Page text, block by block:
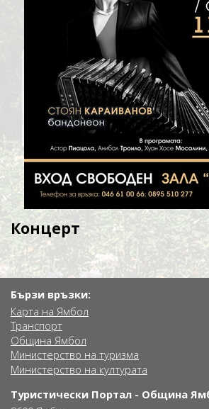
Концерт
Бързи връзки:
Карта на Ямбол
Транспорт
Община Ямбол
Министерство на туризма
Министерство на културата
Туристически Портал - Община